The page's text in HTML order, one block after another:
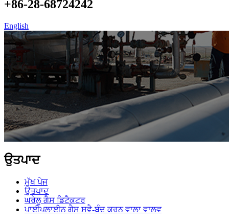
+86-28-68724242
English
ਉਤਪਾਦ
ਮੁੱਖ ਪੇਜ
ਉਤਪਾਦ
ਘਰੇਲੂ ਗੈਸ ਡਿਟੈਕਟਰ
ਪਾਈਪਲਾਈਨ ਗੈਸ ਸਵੈ-ਬੰਦ ਕਰਨ ਵਾਲਾ ਵਾਲਵ